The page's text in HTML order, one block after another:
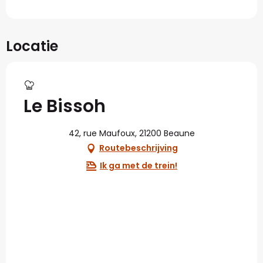
Locatie
Le Bissoh
42, rue Maufoux, 21200 Beaune
Routebeschrijving
Ik ga met de trein!